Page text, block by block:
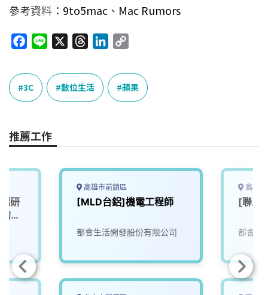
參考資料： 9to5mac 、 Mac Rumors
c
e
b
o
k
e
r
e
a
k
e
n
p
y
L
k
3C 數位生活 蘋果
推薦工作
研
未
高雄市前鎮區
[MLD台鋁]機電工程師
都會生活開發股份有限公司
高雄
[聯上
都會生